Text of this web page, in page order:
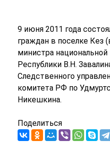
9 июня 2011 года
граждан в поселке Кез
министра
Республики В.Н.
Следственного
комитета РФ по
Никешкина.
Поделиться